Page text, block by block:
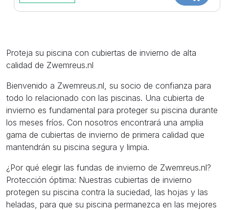
Proteja su piscina con cubiertas de invierno de alta
calidad de Zwemreus.nl
Bienvenido a Zwemreus.nl, su socio de confianza para
todo lo relacionado con las piscinas. Una cubierta de
invierno es fundamental para proteger su piscina durante
los meses fríos. Con nosotros encontrará una amplia
gama de cubiertas de invierno de primera calidad que
mantendrán su piscina segura y limpia.
¿Por qué elegir las fundas de invierno de Zwemreus.nl?
Protección óptima: Nuestras cubiertas de invierno
protegen su piscina contra la suciedad, las hojas y las
heladas, para que su piscina permanezca en las mejores